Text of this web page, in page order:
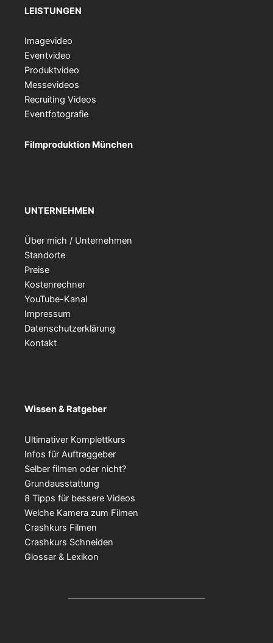
LEISTUNGEN
Imagevideo
Eventvideo
Produktvideo
Messevideos
Recruiting Videos
Eventfotografie
Filmproduktion München
UNTERNEHMEN
Über mich / Unternehmen
Standorte
Preise
Kostenrechner
YouTube-Kanal
Impressum
Datenschutzerklärung
Kontakt
Wissen & Ratgeber
Ultimativer Komplettkurs
Infos für Auftraggeber
Selber filmen oder nicht?
Grundausstattung
8 Tipps für bessere Videos
Welche Kamera zum Filmen
Crashkurs Filmen
Crashkurs Schneiden
Glossar & Lexikon